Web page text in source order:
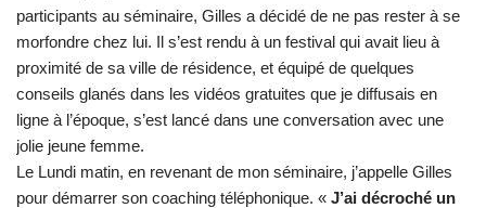
participants au séminaire, Gilles a décidé de ne pas rester à se
morfondre chez lui. Il s’est rendu à un festival qui avait lieu à
proximité de sa ville de résidence, et équipé de quelques
conseils glanés dans les vidéos gratuites que je diffusais en
ligne à l’époque, s’est lancé dans une conversation avec une
jolie jeune femme.
Le Lundi matin, en revenant de mon séminaire, j’appelle Gilles
pour démarrer son coaching téléphonique. « J’ai décroché un